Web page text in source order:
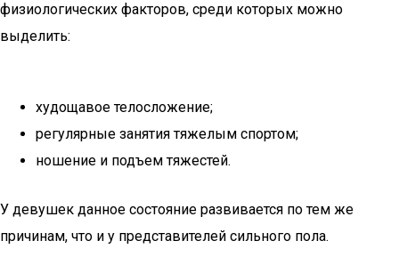
физиологических факторов, среди которых можно
выделить:
худощавое телосложение;
регулярные занятия тяжелым спортом;
ношение и подъем тяжестей.
У девушек данное состояние развивается по тем же
причинам, что и у представителей сильного пола.